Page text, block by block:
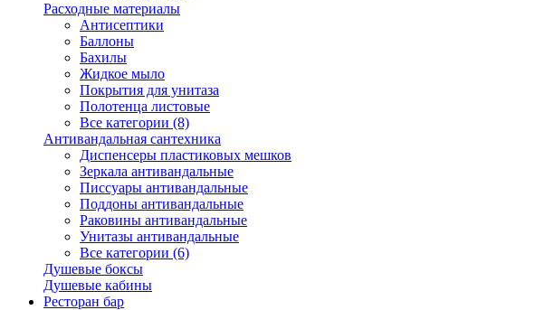
Расходные материалы
Антисептики
Баллоны
Бахилы
Жидкое мыло
Покрытия для унитаза
Полотенца листовые
Все категории (8)
Антивандальная сантехника
Диспенсеры пластиковых мешков
Зеркала антивандальные
Писсуары антивандальные
Поддоны антивандальные
Раковины антивандальные
Унитазы антивандальные
Все категории (6)
Душевые боксы
Душевые кабины
Ресторан бар